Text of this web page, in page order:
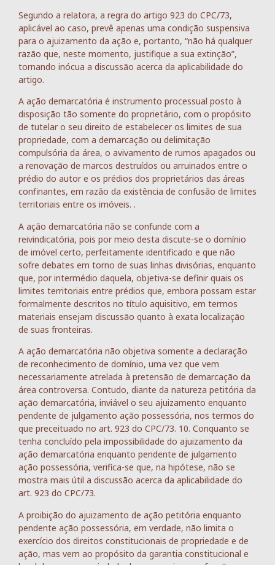
Segundo a relatora, a regra do artigo 923 do CPC/73,
aplicável ao caso, prevê apenas uma condição suspensiva
para o ajuizamento da ação e, portanto, “não há qualquer
razão que, neste momento, justifique a sua extinção”,
tornando inócua a discussão acerca da aplicabilidade do
artigo.
A ação demarcatória é instrumento processual posto à
disposição tão somente do proprietário, com o propósito
de tutelar o seu direito de estabelecer os limites de sua
propriedade, com a demarcação ou delimitação
compulsória da área, o avivamento de rumos apagados ou
a renovação de marcos destruídos ou arruinados entre o
prédio do autor e os prédios dos proprietários das áreas
confinantes, em razão da existência de confusão de limites
territoriais entre os imóveis. .
A ação demarcatória não se confunde com a
reivindicatória, pois por meio desta discute-se o domínio
de imóvel certo, perfeitamente identificado e que não
sofre debates em torno de suas linhas divisórias, enquanto
que, por intermédio daquela, objetiva-se definir quais os
limites territoriais entre prédios que, embora possam estar
formalmente descritos no título aquisitivo, em termos
materiais ensejam discussão quanto à exata localização
de suas fronteiras.
A ação demarcatória não objetiva somente a declaração
de reconhecimento de domínio, uma vez que vem
necessariamente atrelada à pretensão de demarcação da
área controversa. Contudo, diante da natureza petitória da
ação demarcatória, inviável o seu ajuizamento enquanto
pendente de julgamento ação possessória, nos termos do
que preceituado no art. 923 do CPC/73. 10. Conquanto se
tenha concluído pela impossibilidade do ajuizamento da
ação demarcatória enquanto pendente de julgamento
ação possessória, verifica-se que, na hipótese, não se
mostra mais útil a discussão acerca da aplicabilidade do
art. 923 do CPC/73.
A proibição do ajuizamento de ação petitória enquanto
pendente ação possessória, em verdade, não limita o
exercício dos direitos constitucionais de propriedade e de
ação, mas vem ao propósito da garantia constitucional e